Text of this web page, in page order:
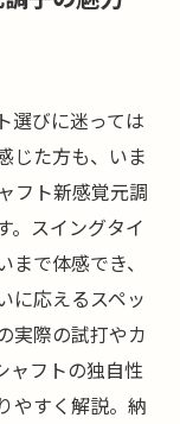
選びに迷っては
じた方も、いま
フト新感覚元調
。スイングタイ
で体感でき、
に応えるスペッ
実際の試打やカ
ャフトの独自性
やすく解説。納